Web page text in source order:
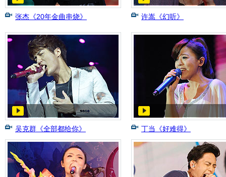
张杰《20年金曲串烧》 许嵩《幻听》
吴克群《全部都给你》 丁当《好难得》